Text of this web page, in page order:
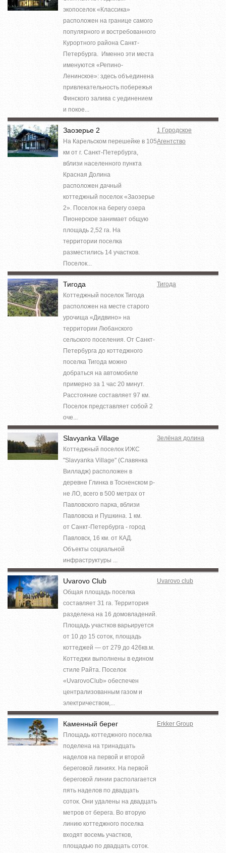
экопоселок «Классика»
расположен на границе самого
популярного и востребованного
Курортного района Санкт-
Петербурга. Именно эти места
именуются «Репино-
Ленинское»: здесь объединена
привлекательность побережья
Финского залива с уединением
и покое...
Заозерье 2
На Карельском перешейке в 105
км от г. Санкт-Петербурга,
вблизи населенного пункта
Красная Долина
расположен дачный
коттеджный поселок «Заозерье
2». Поселок на берегу озера
Пионерское занимает общую
площадь 2,52 га. На
территории поселка
разместились 14 участков.
Поселок...
1 Городское
Агентство
Тигода
Коттеджный поселок Тигода
расположен на месте старого
урочища «Дидвино» на
территории Любанского
сельского поселения. От Санкт-
Петербурга до коттеджного
поселка Тигода можно
добраться на автомобиле
примерно за 1 час 20 минут.
Расстояние составляет 97 км.
Поселок представляет собой 2
оче...
Тигода
Slavyanka Village
Коттеджный поселок ИЖС
"Slavyanka Village" (Славянка
Вилладж) расположен в
деревне Глинка в Тосненском р-
не ЛО, всего в 500 метрах от
Павловского парка, вблизи
Павловска и Пушкина. 1 км.
от Санкт-Петербурга - город
Павловск, 16 км. от КАД.
Объекты социальной
инфраструктуры ...
Зелёная долина
Uvarovo Club
Общая площадь поселка
составляет 31 га. Территория
разделена на 16 домовладений.
Площадь участков варьируется
от 10 до 15 соток, площадь
коттеджей — от 279 до 426кв.м.
Коттеджи выполнены в едином
стиле Райта. Поселок
«UvarovoClub» обеспечен
централизованным газом и
электричеством,...
Uvarovo club
Каменный берег
Площадь коттеджного поселка
поделена на тринадцать
наделов на первой и второй
береговой линиях. На первой
береговой линии располагается
пять наделов по двадцать
соток. Они удалены на двадцать
метров от берега. Во вторую
линию коттеджного поселка
входят восемь участков,
площадью по двадцать соток.
Erkker Group